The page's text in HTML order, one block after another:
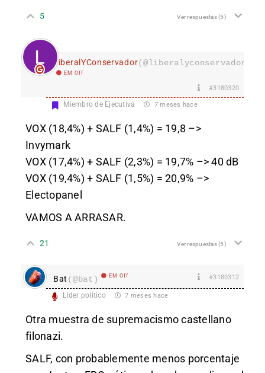
5 Ver respuestas(5)
LiberalYConservador
EM Off
#3180320
Miembro de Ejecutiva 7 meses hace
VOX (18,4%) + SALF (1,4%) = 19,8 –>
Invymark
VOX (17,4%) + SALF (2,3%) = 19,7% –> 40 dB
VOX (19,4%) + SALF (1,5%) = 20,9% –>
Electopanel
VAMOS A ARRASAR.
21 Ver respuestas(5)
Bat (@bat) EM Off #3180312
Líder político 7 meses hace
Otra muestra de supremacismo castellano
filonazi.
SALF, con probablemente menos porcentaje